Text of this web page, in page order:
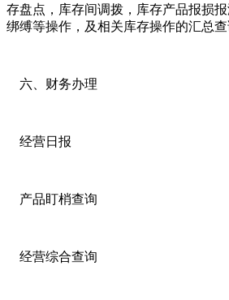
存盘点，库存间调拨，库存产品报损
绑缚等操作，及相关库存操作的汇总查
六、财务办理
经营日报
产品盯梢查询
经营综合查询